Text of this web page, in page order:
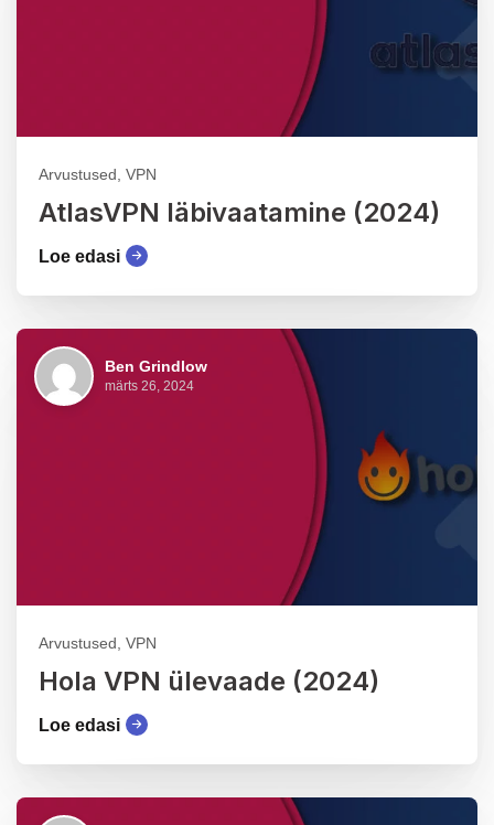
Arvustused, VPN
AtlasVPN läbivaatamine (2024)
Loe edasi
Ben Grindlow
märts 26, 2024
Arvustused, VPN
Hola VPN ülevaade (2024)
Loe edasi